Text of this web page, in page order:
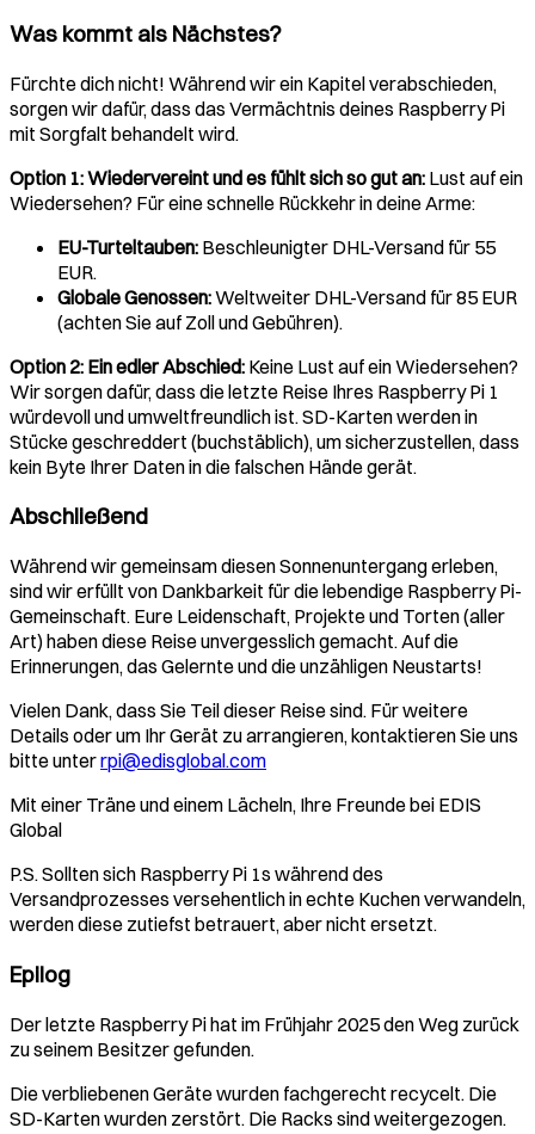
Was kommt als Nächstes?
Fürchte dich nicht! Während wir ein Kapitel verabschieden,
sorgen wir dafür, dass das Vermächtnis deines Raspberry Pi
mit Sorgfalt behandelt wird.
Option 1: Wiedervereint und es fühlt sich so gut an: Lust auf ein
Wiedersehen? Für eine schnelle Rückkehr in deine Arme:
EU-Turteltauben: Beschleunigter DHL-Versand für 55
EUR.
Globale Genossen:Weltweiter DHL-Versand für 85 EUR
(achten Sie auf Zoll und Gebühren).
Option 2: Ein edler Abschied: Keine Lust auf ein Wiedersehen?
Wir sorgen dafür, dass die letzte Reise Ihres Raspberry Pi 1
würdevoll und umweltfreundlich ist. SD-Karten werden in
Stücke geschreddert (buchstäblich), um sicherzustellen, dass
kein Byte Ihrer Daten in die falschen Hände gerät.
Abschließend
Während wir gemeinsam diesen Sonnenuntergang erleben,
sind wir erfüllt von Dankbarkeit für die lebendige Raspberry Pi-
Gemeinschaft. Eure Leidenschaft, Projekte und Torten (aller
Art) haben diese Reise unvergesslich gemacht. Auf die
Erinnerungen, das Gelernte und die unzähligen Neustarts!
Vielen Dank, dass Sie Teil dieser Reise sind. Für weitere
Details oder um Ihr Gerät zu arrangieren, kontaktieren Sie uns
bitte unterrpi@edisglobal.com
Mit einer Träne und einem Lächeln, Ihre Freunde bei EDIS
Global
P.S. Sollten sich Raspberry Pi 1s während des
Versandprozesses versehentlich in echte Kuchen verwandeln,
werden diese zutiefst betrauert, aber nicht ersetzt.
Epilog
Der letzte Raspberry Pi hat im Frühjahr 2025 den Weg zurück
zu seinem Besitzer gefunden.
Die verbliebenen Geräte wurden fachgerecht recycelt. Die
SD-Karten wurden zerstört. Die Racks sind weitergezogen.